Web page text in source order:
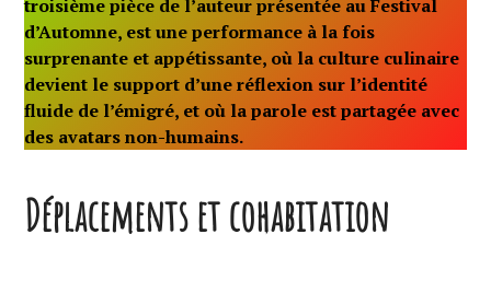
troisième pièce de l’auteur présentée au Festival
d’Automne, est une performance à la fois
surprenante et appétissante, où la culture culinaire
devient le support d’une réflexion sur l’identité
fluide de l’émigré, et où la parole est partagée avec
des avatars non-humains.
Déplacements et cohabitation